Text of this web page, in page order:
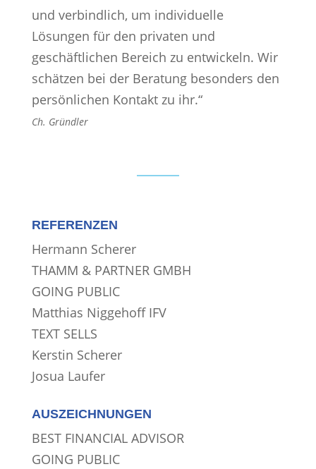
und verbindlich, um individuelle
Lösungen für den privaten und
geschäftlichen Bereich zu entwickeln. Wir
schätzen bei der Beratung besonders den
persönlichen Kontakt zu ihr.“
Ch. Gründler
REFERENZEN
Hermann Scherer
THAMM & PARTNER GMBH
GOING PUBLIC
Matthias Niggehoff IFV
TEXT SELLS
Kerstin Scherer
Josua Laufer
AUSZEICHNUNGEN
BEST FINANCIAL ADVISOR
GOING PUBLIC